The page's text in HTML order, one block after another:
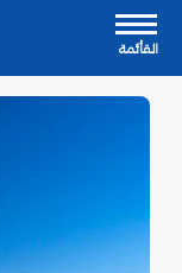
القأئمة